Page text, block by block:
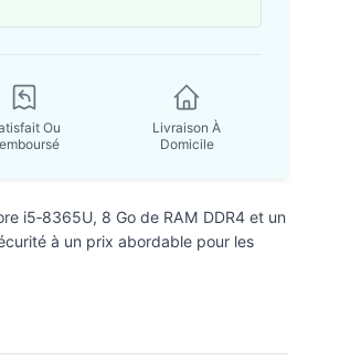
Ou
Livraison À
Domicile
i5‑8365U, 8 Go de RAM DDR4 et un
à un prix abordable pour les